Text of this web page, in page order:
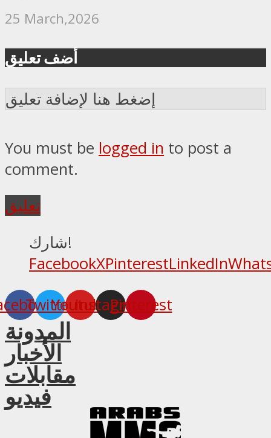
25 March,2026
أضف تعليق
إضغط هنا لإضافة تعليق
You must be logged in to post a
comment.
تعليق
شارك!
FacebookXPinterestLinkedIn
TwitterYoutube
Instagram
Pinterest
المدونة
الأخبار
مقابلات
فيديو